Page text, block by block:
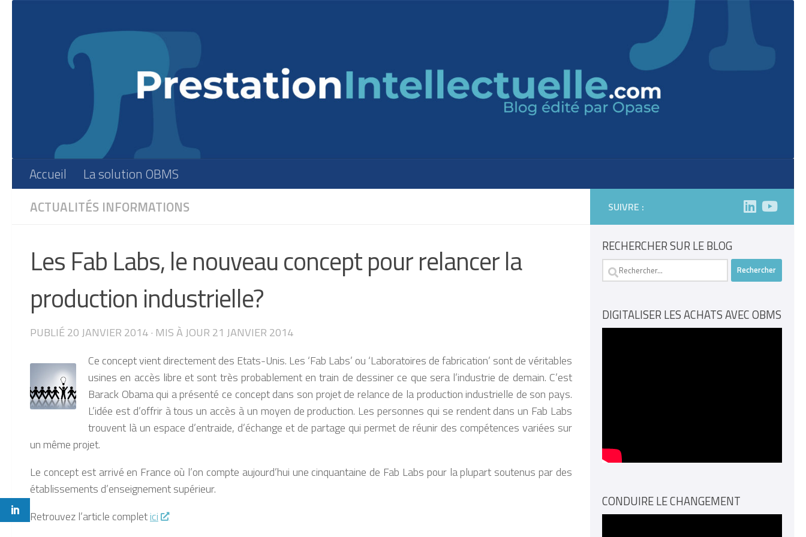
Accueil
La solution OBMS
ACTUALITÉS INFORMATIONS
Les Fab Labs, le nouveau concept pour relancer la
production industrielle?
PUBLIÉ20 JANVIER 2014· MIS À JOUR 21 JANVIER 2014
Ce concept vient directement des Etats-Unis. Les ‘Fab Labs’ ou ‘Laboratoires de fabrication’ sont de véritables
usines en accès libre et sont très probablement en train de dessiner ce que sera l’industrie de demain. C’est
Barack Obama qui a présenté ce concept dans son projet de relance de la production industrielle de son pays.
L’idée est d’offrir à tous un accès à un moyen de production. Les personnes qui se rendent dans un Fab Labs
trouvent là un espace d’entraide, d’échange et de partage qui permet de réunir des compétences variées sur
un même projet.
Le concept est arrivé en France où l’on compte aujourd’hui une cinquantaine de Fab Labs pour la plupart soutenus par des
établissements d’enseignement supérieur.
Retrouvez l’article completici
SUIVRE :
RECHERCHER SUR LE BLOG
Rechercher :
DIGITALISER LES ACHATS AVEC OBMS
CONDUIRE LE CHANGEMENT